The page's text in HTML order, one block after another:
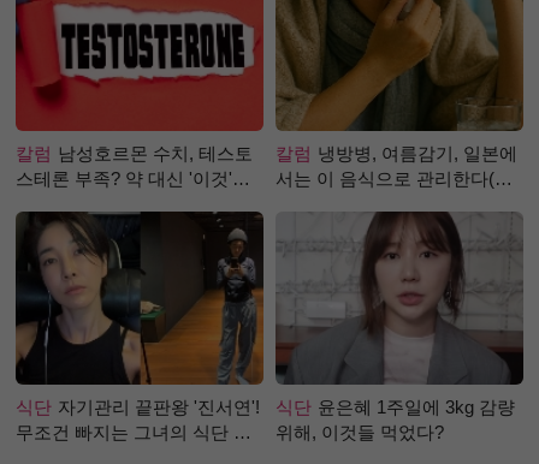
칼럼 남성호르몬 수치, 테스토
스테론 부족? 약 대신 '이것'으
칼럼 냉방병, 여름감기, 일본에
서는 이 음식으로 관리한다(생
식단 자기관리 끝판왕 '진서연'!
무조건 빠지는 그녀의 식단 정
식단 윤은혜 1주일에 3kg 감량
위해, 이것들 먹었다?